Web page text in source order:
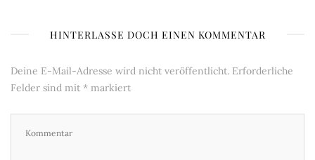
HINTERLASSE DOCH EINEN KOMMENTAR
Deine E-Mail-Adresse wird nicht veröffentlicht. Erforderliche
Felder sind mit * markiert